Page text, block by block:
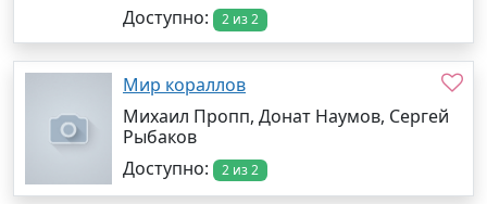
Доступно:
2 из 2
Мир кораллов
Михаил Пропп, Донат Наумов, Сергей
Рыбаков
Доступно:
2 из 2